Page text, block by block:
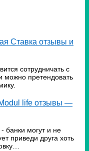
Ставка отзывы и
сотрудничать с
можно претендовать
life отзывы —
банки могут и не
приведи друга хоть